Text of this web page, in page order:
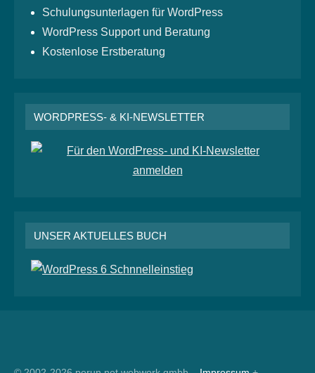
Schulungsunterlagen für WordPress
WordPress Support und Beratung
Kostenlose Erstberatung
WORDPRESS- & KI-NEWSLETTER
UNSER AKTUELLES BUCH